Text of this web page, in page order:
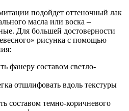
подойдет оттеночный лак
масла или воска –
Для большей достоверности
рисунка с помощью
фанеру составом светло-
отшлифовать вдоль текстуры
составом темно-коричневого